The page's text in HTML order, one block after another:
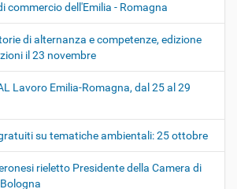
commercio dell'Emilia - Romagna
di alternanza e competenze, edizione
il 23 novembre
Lavoro Emilia-Romagna, dal 25 al 29
su tematiche ambientali: 25 ottobre
rieletto Presidente della Camera di